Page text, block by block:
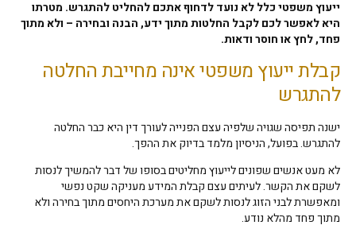
ייעוץ משפטי כלל לא נועד לדחוף אתכם להחליט להתגרש. מטרתו
היא לאפשר לכם לקבל החלטות מתוך ידע, הבנה ובחירה – ולא מתוך
פחד, לחץ או חוסר ודאות.
קבלת ייעוץ משפטי אינה מחייבת החלטה
להתגרש
ישנה תפיסה שגויה שלפיה עצם הפנייה לעורך דין היא כבר החלטה
להתגרש. בפועל, הניסיון מלמד בדיוק את ההפך.
לא מעט אנשים שפונים לייעוץ מחליטים בסופו של דבר להמשיך לנסות
לשקם את הקשר. לעיתים עצם קבלת המידע מעניקה שקט נפשי
ומאפשרת לבני הזוג לנסות לשקם את מערכת היחסים מתוך בחירה ולא
מתוך פחד מהלא נודע.